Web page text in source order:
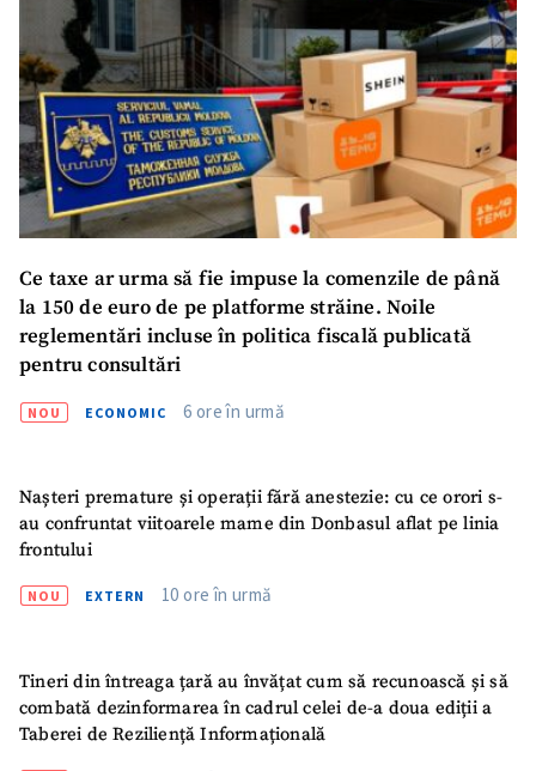
Ce taxe ar urma să fie impuse la comenzile de până
la 150 de euro de pe platforme străine. Noile
reglementări incluse în politica fiscală publicată
pentru consultări
NOU ECONOMIC 6 ore în urmă
Nașteri premature și operații fără anestezie: cu ce orori s-
au confruntat viitoarele mame din Donbasul aflat pe linia
frontului
NOU EXTERN 10 ore în urmă
Tineri din întreaga țară au învățat cum să recunoască și să
combată dezinformarea în cadrul celei de-a doua ediții a
Taberei de Reziliență Informațională
Titlu știre
+ Adaugă titlu
Fotografie
+ Încarcă imagine
Sursă anonimă
Nume+ Numele meu